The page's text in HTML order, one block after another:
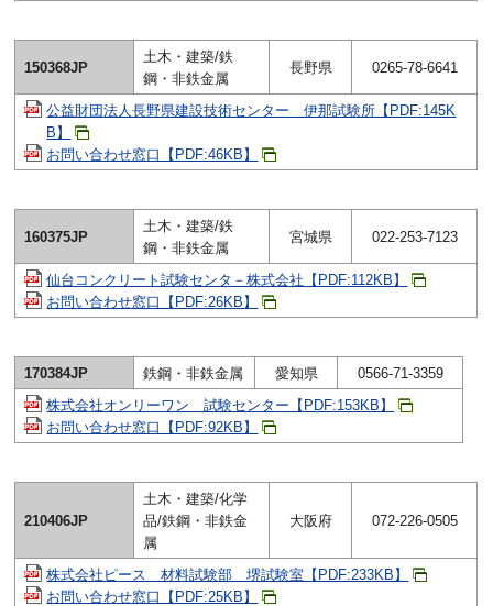
150368JP
土木・建築/鉄
鋼・非鉄金属
長野県 0265-78-6641
公益財団法人長野県建設技術センター 伊那試験所【PDF:145K
B】
お問い合わせ窓口【PDF:46KB】
160375JP
土木・建築/鉄
鋼・非鉄金属
宮城県 022-253-7123
仙台コンクリート試験センタ－株式会社【PDF:112KB】
お問い合わせ窓口【PDF:26KB】
170384JP 鉄鋼・非鉄金属 愛知県
0566-71-3359
株式会社オンリーワン 試験センター【PDF:153KB】
お問い合わせ窓口【PDF:92KB】
210406JP
土木・建築/化学
品/鉄鋼・非鉄金
属
大阪府 072-226-0505
株式会社ピース 材料試験部 堺試験室【PDF:233KB】
お問い合わせ窓口【PDF:25KB】